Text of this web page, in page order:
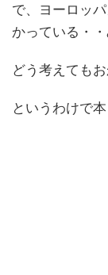
で、ヨーロッ
かっている・・
どう考えても
というわけで